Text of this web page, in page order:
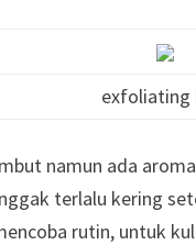
exfoliating
namun ada
terlalu kering
rutin, untuk